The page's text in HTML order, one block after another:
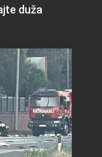
duža